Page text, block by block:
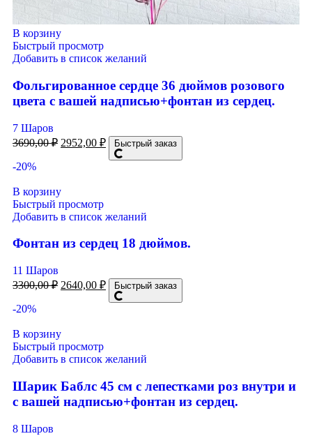
В корзину
Быстрый просмотр
Добавить в список желаний
Фольгированное сердце 36 дюймов розового
цвета с вашей надписью+фонтан из сердец.
7 Шаров
3690,00₽ 2952,00 ₽ Быстрый заказ
-20%
В корзину
Быстрый просмотр
Добавить в список желаний
Фонтан из сердец 18 дюймов.
11 Шаров
3300,00₽ 2640,00 ₽ Быстрый заказ
-20%
В корзину
Быстрый просмотр
Добавить в список желаний
Шарик Баблс 45 см с лепестками роз внутри и
с вашей надписью+фонтан из сердец.
8 Шаров